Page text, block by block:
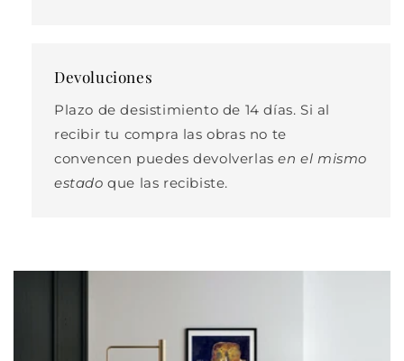
Devoluciones
Plazo de desistimiento de 14 días. Si al
recibir tu compra las obras no te
convencen puedes devolverlasen el mismo
estado que las recibiste.